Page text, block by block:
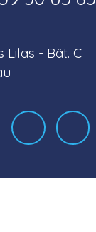
Lilas - Bât. C